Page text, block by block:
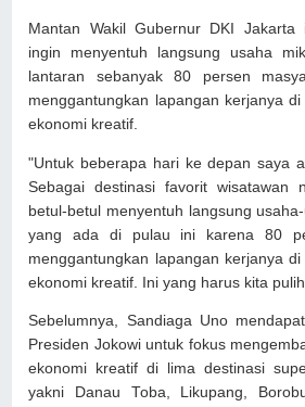
Mantan Wakil Gubernur DKI Jakarta
ingin menyentuh langsung usaha
lantaran sebanyak 80 persen
menggantungkan lapangan kerjanya
ekonomi kreatif.
"Untuk beberapa hari ke depan saya
Sebagai destinasi favorit wisatawan
betul-betul menyentuh langsung
yang ada di pulau ini karena 80
menggantungkan lapangan kerjanya
ekonomi kreatif. Ini yang harus kita
Sebelumnya, Sandiaga Uno
Presiden Jokowi untuk fokus
ekonomi kreatif di lima destinasi
yakni Danau Toba, Likupang,